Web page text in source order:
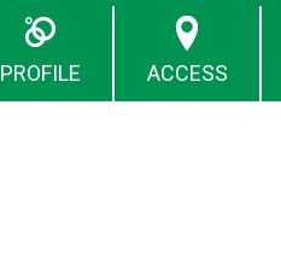
PROFILE ACCESS